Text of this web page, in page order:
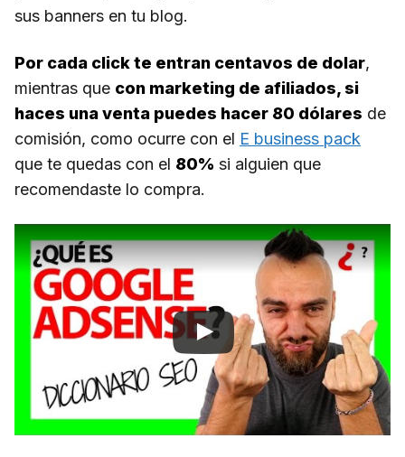
sus banners en tu blog.
Por cada click te entran centavos de dolar,
mientras que con marketing de afiliados, si
haces una venta puedes hacer 80 dólares de
comisión, como ocurre con el E business pack
que te quedas con el 80% si alguien que
recomendaste lo compra.